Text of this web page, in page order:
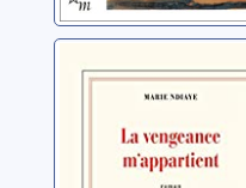
La vengeance
m’appartient
Ndiaye, Marie